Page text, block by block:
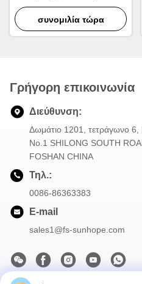
Φούρνος Συσσωρεύσεως
Ενέργειας Γρήγορος κύκλος
συνομιλία τώρα
Γρήγορη επικοινωνία
Διεύθυνση:
Δωμάτιο 1201, τετράγωνο 6,
Νο.1 SHILONG SOUTH
FOSHAN CHINA
Τηλ.:
0086-86363383
E-mail
sales1@fs-sunhope.com